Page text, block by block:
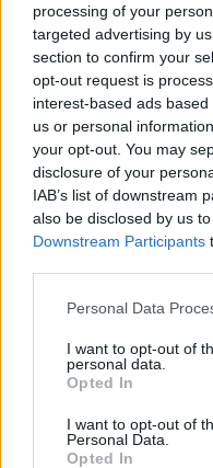
processing of your
targeted advertising by
section to confirm your
opt-out request is
interest-based ads
us or personal
your opt-out. You may
disclosure of your
IAB’s list of downstream
also be disclosed by us
Downstream Participants
Personal Data
I want to opt-out of
personal data.
Opted In
I want to opt-out of
Personal Data.
Opted In